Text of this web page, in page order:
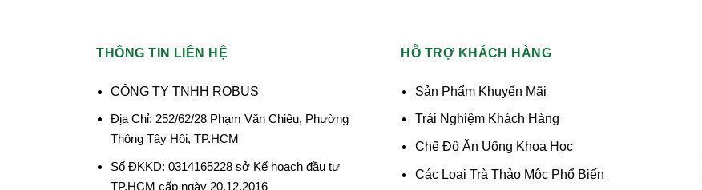
THÔNG TIN LIÊN HỆ
CÔNG TY TNHH ROBUS
Địa Chỉ: 252/62/28 Phạm Văn Chiêu, Phường
Thông Tây Hội, TP.HCM
Số ĐKKD: 0314165228 sở Kế hoạch đầu tư
TP.HCM cấp ngày 20.12.2016
HỖ TRỢ KHÁCH HÀNG
Sản Phẩm Khuyến Mãi
Trải Nghiệm Khách Hàng
Chế Độ Ăn Uống Khoa Học
Các Loại Trà Thảo Mộc Phổ Biến